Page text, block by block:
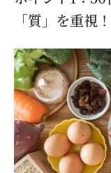
「質」を重視！